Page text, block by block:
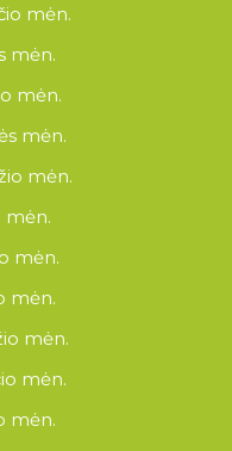
mėn.
mėn.
mėn.
mėn.
mėn.
mėn.
mėn.
mėn.
mėn.
mėn.
mėn.